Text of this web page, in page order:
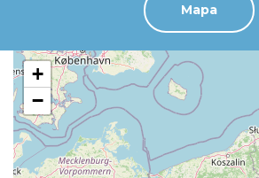
Mapa
+
−